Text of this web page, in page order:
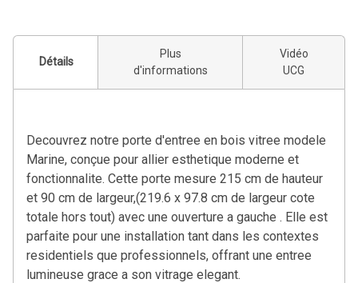
Détails
Plus
d'informations
Vidéo
UCG
Decouvrez notre porte d'entree en bois vitree modele
Marine, conçue pour allier esthetique moderne et
fonctionnalite. Cette porte mesure 215 cm de hauteur
et 90 cm de largeur,(219.6 x 97.8 cm de largeur cote
totale hors tout) avec une ouverture a gauche . Elle est
parfaite pour une installation tant dans les contextes
residentiels que professionnels, offrant une entree
lumineuse grace a son vitrage elegant.